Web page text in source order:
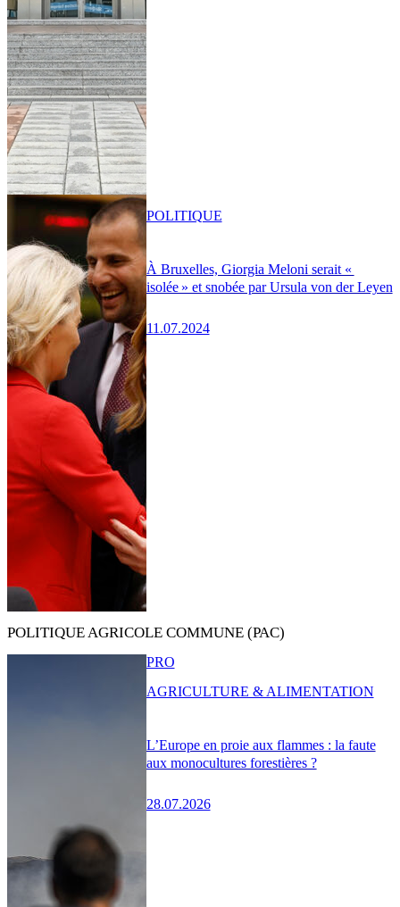
À Bruxelles, Giorgia Meloni serait «
isolée » et snobée par Ursula von der Leyen
11.07.2024
POLITIQUE
POLITIQUE AGRICOLE COMMUNE (PAC)
L’Europe en proie aux flammes : la faute
aux monocultures forestières ?
28.07.2026
PRO
AGRICULTURE & ALIMENTATION